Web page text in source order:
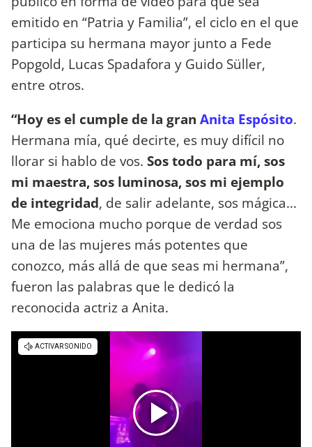
emitido en “Patria y Familia”, el ciclo en el que
participa su hermana mayor junto a Fede
Popgold, Lucas Spadafora y Guido Süller,
entre otros.
“Hoy es el cumple de la gran Anita Espósito.
Hermana mía, qué decirte, es muy difícil no
llorar si hablo de vos. Sos todo para mí, sos
mi maestra, sos luminosa, sos mi ejemplo
de integridad, de salir adelante, sos mágica...
Me emociona mucho porque de verdad sos
una de las mujeres más potentes que
conozco, más allá de que seas mi hermana”,
fueron las palabras que le dedicó la
reconocida actriz a Anita.